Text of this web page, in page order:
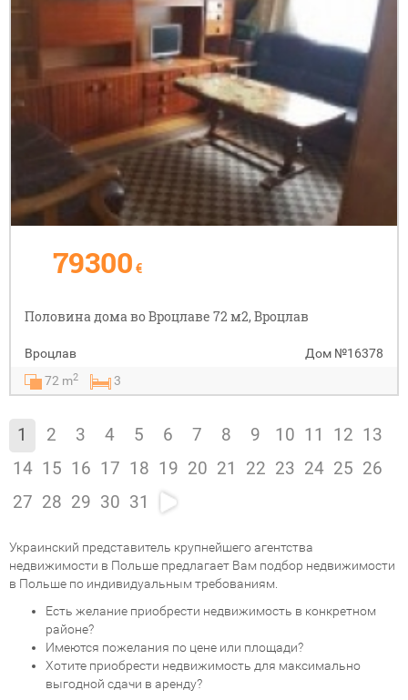
79300 €
Половина дома во Вроцлаве 72 м2, Вроцлав
Вроцлав Дом №16378
72 m2 3
1 2 3 4 5 6 7 8 9 10 11 12 13
14 15 16 17 18 19 20 21 22 23 24 25 26
27 28 29 30 31
Украинский представитель крупнейшего агентства
недвижимости в Польше предлагает Вам подбор недвижимости
в Польше по индивидуальным требованиям.
Есть желание приобрести недвижимость в конкретном
районе?
Имеются пожелания по цене или площади?
Хотите приобрести недвижимость для максимально
выгодной сдачи в аренду?